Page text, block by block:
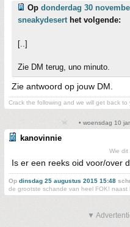
Op donderdag 30
sneakydesert het volgende:
[..]
Zie DM terug, uno minuto.
Zie antwoord op jouw DM.
Crack the following and we will get back to
• woensdag 10
kanovinnie
Wie dit
Is er een reeks oid voor/over
Op dinsdag 25 augustus 2015 15:48
de grootste schande van heel FOK! naast
▼